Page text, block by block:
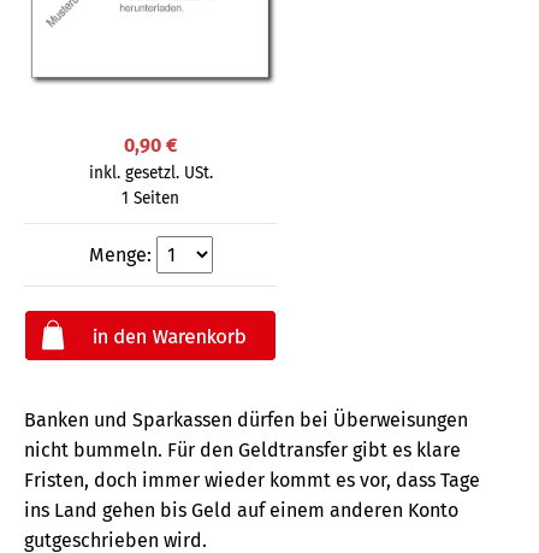
0,90 €
inkl. gesetzl. USt.
1 Seiten
Menge:
Banken und Sparkassen dürfen bei Überweisungen
nicht bummeln. Für den Geldtransfer gibt es klare
Fristen, doch immer wieder kommt es vor, dass Tage
ins Land gehen bis Geld auf einem anderen Konto
gutgeschrieben wird.